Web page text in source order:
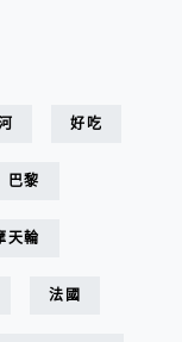
好吃
巴黎
天輪
法國